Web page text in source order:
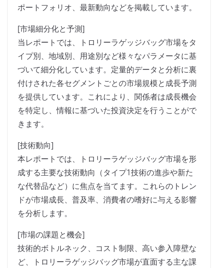
ポートフォリオ、最新動向などを掲載しています。
[市場細分化と予測]
当レポートでは、トロリーラゲッジバッグ市場をタ
イプ別、地域別、用途別など様々なパラメータに基
づいて細分化しています。定量的データと分析に裏
付けされた各セグメントごとの市場規模と成長予測
を提供しています。これにより、関係者は成長機会
を特定し、情報に基づいた投資決定を行うことがで
きます。
[技術動向]
本レポートでは、トロリーラゲッジバッグ市場を形
成する主要な技術動向（タイプ1技術の進歩や新た
な代替品など）に焦点を当てます。これらのトレン
ドが市場成長、普及率、消費者の嗜好に与える影響
を分析します。
[市場の課題と機会]
技術的ボトルネック、コスト制限、高い参入障壁な
ど、トロリーラゲッジバッグ市場が直面する主な課